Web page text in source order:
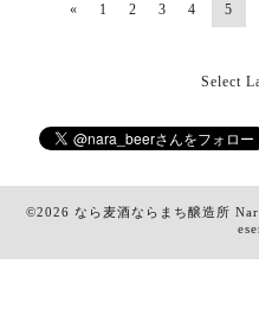
« 1 2 3 4 5
Select
©2026 なら麦酒ならまち醸造所